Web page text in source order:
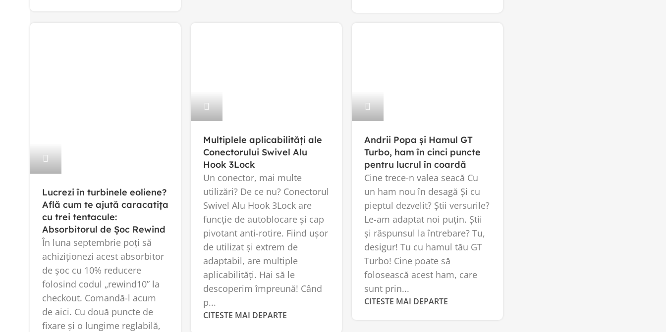
Lucrezi în turbinele eoliene?
Află cum te ajută caracatița
cu trei tentacule:
Absorbitorul de Șoc Rewind
În luna septembrie poți să
achiziționezi acest absorbitor
de șoc cu 10% reducere
folosind codul „rewind10” la
checkout. Comandă-l acum
de aici. Cu două puncte de
fixare și o lungime reglabilă,
Multiplele aplicabilități ale
Conectorului Swivel Alu
Hook 3Lock
Un conector, mai multe
utilizări? De ce nu? Conectorul
Swivel Alu Hook 3Lock are
funcție de autoblocare și cap
pivotant anti-rotire. Fiind ușor
de utilizat și extrem de
adaptabil, are multiple
aplicabilități. Hai să le
descoperim împreună! Când
p...
CITESTE MAI DEPARTE
Andrii Popa și Hamul GT
Turbo, ham în cinci puncte
pentru lucrul în coardă
Cine trece-n valea seacă Cu
un ham nou în desagă Și cu
pieptul dezvelit? Știi versurile?
Le-am adaptat noi puțin. Știi
și răspunsul la întrebare? Tu,
desigur! Tu cu hamul tău GT
Turbo! Cine poate să
folosească acest ham, care
sunt prin...
CITESTE MAI DEPARTE